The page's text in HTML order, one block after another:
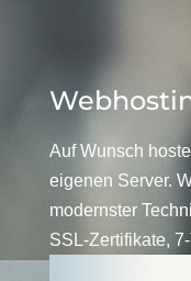
Auf Wunsch
eigenen Server.
modernster
SSL-Zertifikate,